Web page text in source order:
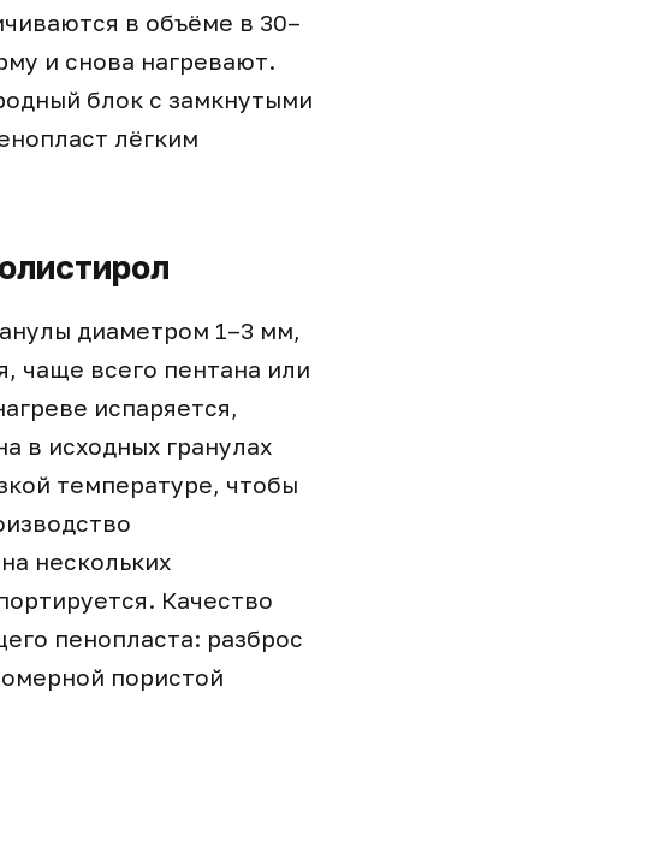
в объёме в 30–
и снова нагревают.
блок с замкнутыми
лёгким
диаметром 1–3 мм,
чаще всего пентана или
испаряется,
в исходных гранулах
температуре, чтобы
нескольких
Качество
пенопласта: разброс
пористой